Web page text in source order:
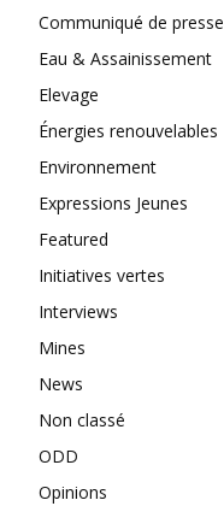
Communiqué de presse
Eau & Assainissement
Elevage
Énergies renouvelables
Environnement
Expressions Jeunes
Featured
Initiatives vertes
Interviews
Mines
News
Non classé
ODD
Opinions